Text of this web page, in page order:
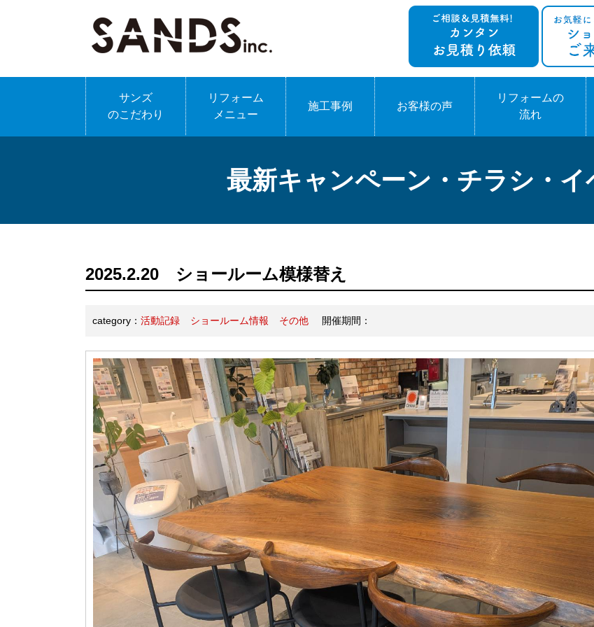
サンズ
のこだわり
リフォーム
メニュー
施工事例 お客様の声
リフォームの
流れ
最新キャンペーン・チラシ・イ
2025.2.20 ショールーム模様替え
category： 活動記録 ショールーム情報 その他 開催期間：